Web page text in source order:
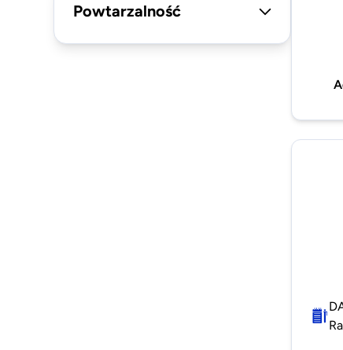
Powtarzalność